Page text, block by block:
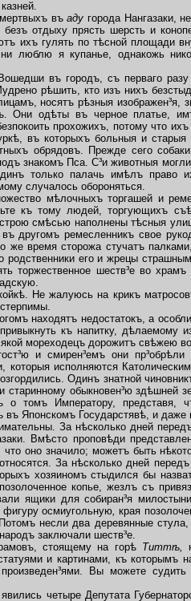
въаду города Нангазаки,
отдыху прясть шерсть и
ихъ гулять по тѣсной площади
ни люблю я купанье, однакожь
въ городъ, съ перваго разу
рѣшить, кто изъ нихъ
носятъ рѣзныя изображен³я,
Они одѣты въ черное платье,
прохожихъ, потому что ихъ
въ которыхъ больныя и
обрядовъ. Прежде сего
знакомъ Пса. С³и животныя
только палачь имѣлъ право
случалось обороняться.
мѣлочныхъ торгашей и
къ тому людей, торгующихъ
смѣсью наполнены тѣсныя
въ другомъ ремесленникъ свое
же время сторожа стучатъ
его и жрецы
торжественное шеств³е во
Не жалуюсь на крикъ
находятъ недостатокъ, а
къ напитку, дѣлаемому
мореходецъ дорожитъ свѣжею
и смирен³емъ они пр³обрѣли
которыя исполняются
Одинъ знатной
старинному обыкновен³ю
о томъ Императору, представя,
Японскомъ Государстявѣ, и даже
За нѣсколько дней
Вмѣсто проповѣди
оно значило; можетъ быть
За нѣсколько дней
хозяиномъ стыдился бы
копье, жезлъ съ
ящики для собиран³я
осмиугольную ,края
несли два деревянные
заключали шеств³е.
стоящему на горѣ Титтѣ,
и картинами, къ
Вы можете
четыре Депутата